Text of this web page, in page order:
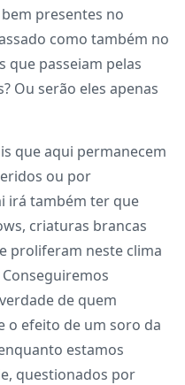
presentes no
como também no
que passeiam pelas
Ou serão eles apenas
que aqui permanecem
ou por
irá também ter que
criaturas brancas
proliferam neste clima
de quem
o efeito de um soro da
estamos
questionados por